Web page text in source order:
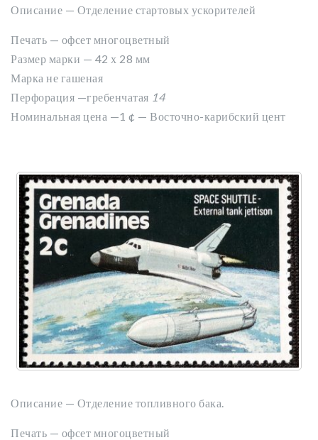
Описание — Отделение стартовых ускорителей
Печать — офсет многоцветный
Размер марки — 42 х 28 мм
Марка не гашеная
Перфорация —гребенчатая 14
Номинальная цена —1 ¢ — Восточно-карибский цент
Описание — Отделение топливного бака.
Печать — офсет многоцветный